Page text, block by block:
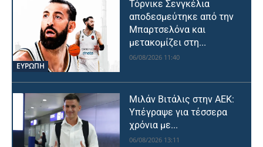
ΕΥΡΩΠΗ
Τόρνικε Σενγκέλια
αποδεσμεύτηκε από την
Μπαρτσελόνα και
μετακομίζει στη...
06/08/2026 11:40
Μιλάν Βιτάλις στην ΑΕΚ:
Υπέγραψε για τέσσερα
χρόνια με...
06/08/2026 13:11